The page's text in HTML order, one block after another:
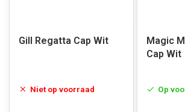
Gill Regatta Cap Wit
Niet op voorraad
Magic
Cap Wit
Op